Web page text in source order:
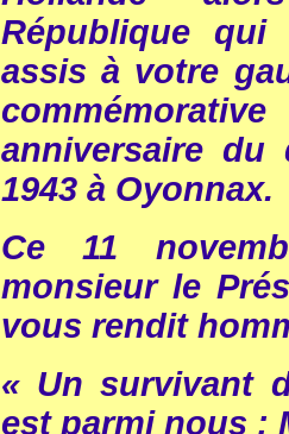
République
assis à votre
anniversaire du
1943 à Oyonnax.
Ce 11
monsieur le
vous rendit
« Un survivant
est parmi nous :